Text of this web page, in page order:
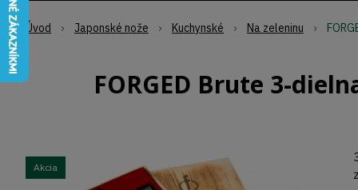
Úvod Japonské nože Kuchynské Na zeleninu
FORGED Brute 3-
Akcia